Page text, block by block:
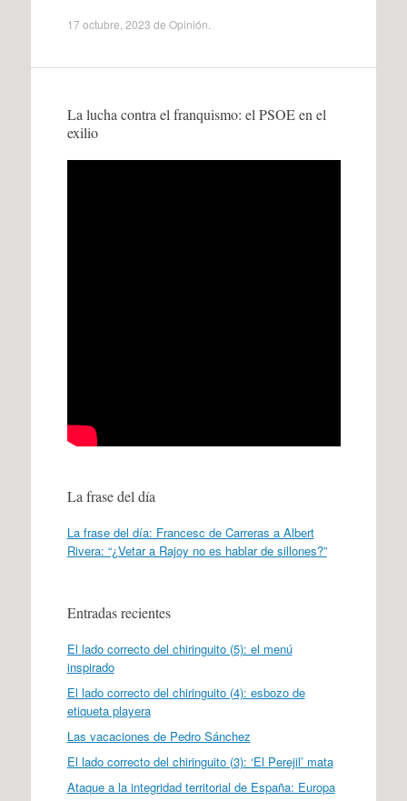
17 octubre, 2023 de Opinión
La lucha contra el franquismo: el PSOE en el
exilio
La frase del día
La frase del día: Francesc de Carreras a Albert
Rivera: “¿Vetar a Rajoy no es hablar de sillones?”
Entradas recientes
El lado correcto del chiringuito (5): el menú
inspirado
El lado correcto del chiringuito (4): esbozo de
etiqueta playera
Las vacaciones de Pedro Sánchez
El lado correcto del chiringuito (3): ‘El Perejil’ mata
Ataque a la integridad territorial de España: Europa